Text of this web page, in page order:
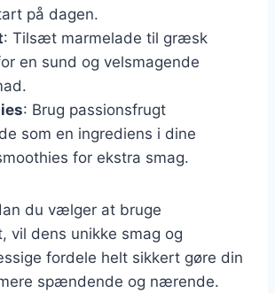
på dagen.
: Tilsæt marmelade til græsk
en sund og velsmagende
: Brug passionsfrugt
som en ingrediens i dine
for ekstra smag.
du vælger at bruge
vil dens unikke smag og
fordele helt sikkert gøre din
spændende og nærende.